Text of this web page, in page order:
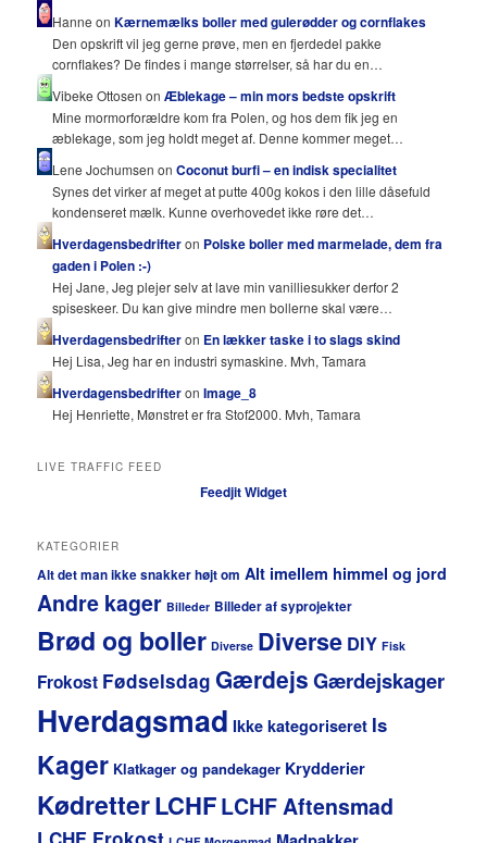
Hanne onKærnemælks boller med gulerødder og cornflakes
Den opskrift vil jeg gerne prøve, men en fjerdedel pakke
cornflakes? De findes i mange størrelser, så har du en…
Vibeke Ottosen onÆblekage – min mors bedste opskrift
Mine mormorforældre kom fra Polen, og hos dem fik jeg en
æblekage, som jeg holdt meget af. Denne kommer meget…
Lene Jochumsen onCoconut burfi – en indisk specialitet
Synes det virker af meget at putte 400g kokos i den lille dåsefuld
kondenseret mælk. Kunne overhovedet ikke røre det…
Hverdagensbedrifteron Polske boller med marmelade, dem fra
gaden i Polen :-)
Hej Jane, Jeg plejer selv at lave min vanilliesukker derfor 2
spiseskeer. Du kan give mindre men bollerne skal være…
Hverdagensbedrifteron En lækker taske i to slags skind
Hej Lisa, Jeg har en industri symaskine. Mvh, Tamara
HverdagensbedrifteronImage_8
Hej Henriette, Mønstret er fra Stof2000. Mvh, Tamara
LIVE TRAFFIC FEED
Feedjit Widget
KATEGORIER
Alt det man ikke snakker højt om Alt imellem himmel og jord
Andre kager Billeder Billeder af syprojekter
Brød og boller Diverse Diverse DIY Fisk
Frokost Fødselsdag GærdejsGærdejskager
Hverdagsmad Ikke kategoriseret Is
Kager Klatkager og pandekager Krydderier
KødretterLCHFLCHF Aftensmad